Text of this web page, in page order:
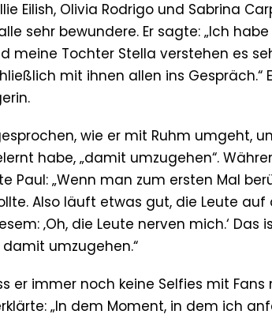
Eilish, Olivia Rodrigo und Sabrina
sehr bewundere. Er sagte: „Ich
meine Tochter Stella verstehen es
mit ihnen allen ins Gespräch.“
wie er mit Ruhm umgeht,
habe, „damit umzugehen“.
Paul: „Wenn man zum ersten Mal
Also läuft etwas gut, die Leute
‚Oh, die Leute nerven mich.‘ Das
umzugehen.“
er immer noch keine Selfies mit
„In dem Moment, in dem ich